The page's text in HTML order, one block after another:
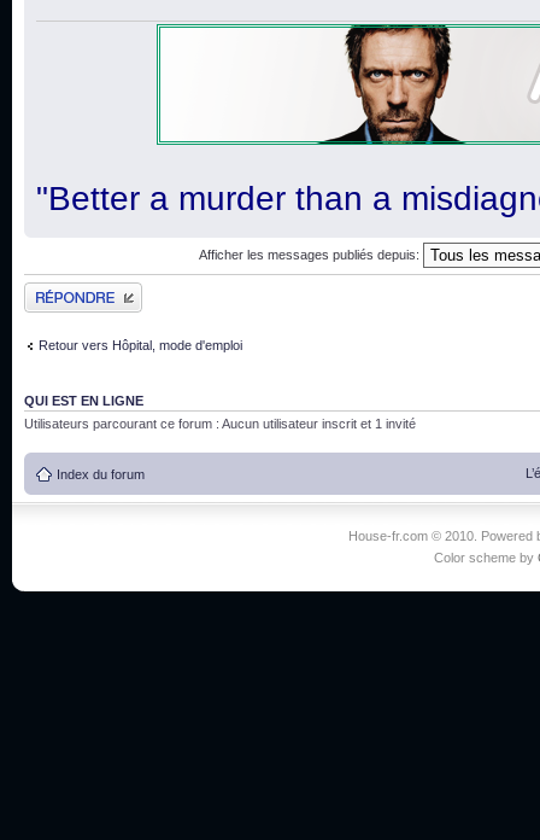
"Better a murder than a
Afficher les messages publiés depuis:
Publier une réponse
Retour vers Hôpital, mode d'emploi
QUI EST EN LIGNE
Utilisateurs parcourant ce forum : Aucun utilisateur inscrit et 1 invité
Index du forum
House-fr.com © 2010. Powered
Color scheme by